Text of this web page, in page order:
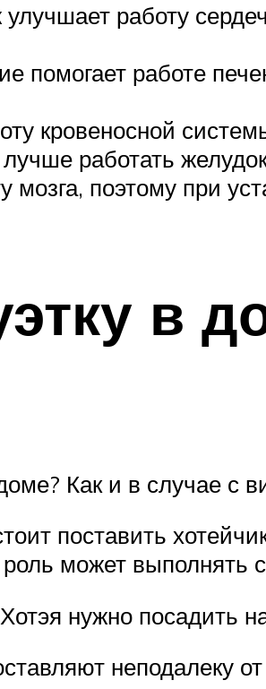
улучшает работу
помогает работе
кровеносной
работать
поэтому при
в
Как и в случае с
поставить
роль может выполнять
нужно посадить
неподалеку